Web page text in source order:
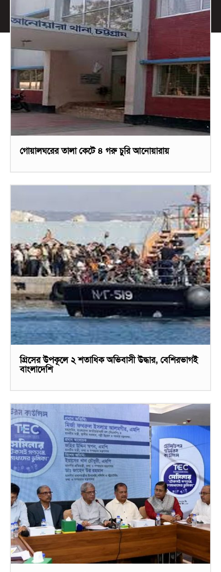
গোয়ালঘরের তালা কেটে ৪ গরু চুরি আনোয়ারায়
গ্রিসের উপকূলে ২ শতাধিক অভিবাসী উদ্ধার, বেশিরভাগই
বাংলাদেশি